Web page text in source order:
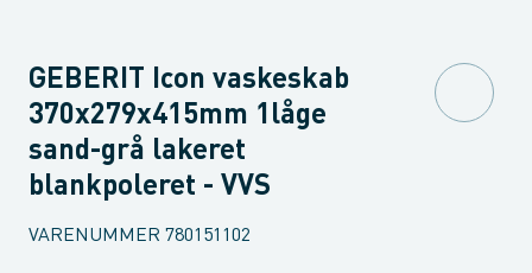
GEBERIT Icon vaskeskab
370x279x415mm 1låge
sand-grå lakeret
blankpoleret - VVS
VARENUMMER 780151102